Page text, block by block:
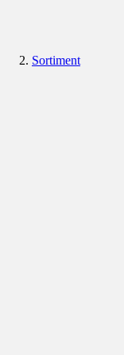
Sortiment